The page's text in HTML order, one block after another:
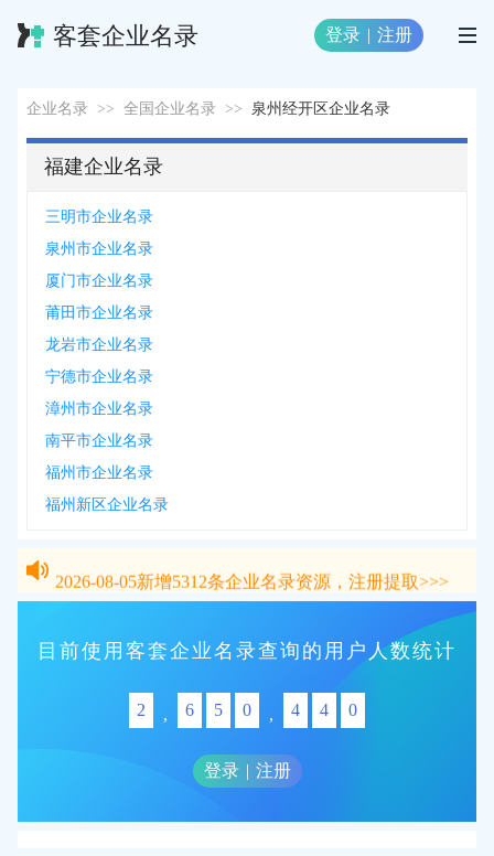
客套企业名录 登录 | 注册
企业名录 >> 全国企业名录 >> 泉州经开区企业名录
福建企业名录
三明市企业名录
泉州市企业名录
厦门市企业名录
莆田市企业名录
龙岩市企业名录
宁德市企业名录
漳州市企业名录
南平市企业名录
福州市企业名录
福州新区企业名录
新增 条企业名录资源，注册提取>>>
目前使用客套企业名录查询的用户人数统计
2 , 6 5 0 , 4 4 0
登录 | 注册